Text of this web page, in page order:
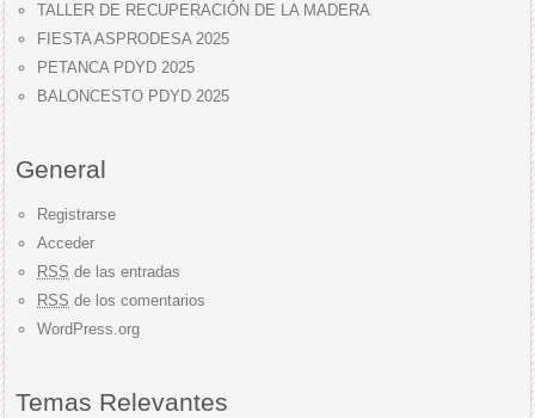
TALLER DE RECUPERACIÓN DE LA MADERA
FIESTA ASPRODESA 2025
PETANCA PDYD 2025
BALONCESTO PDYD 2025
General
Registrarse
Acceder
RSS de las entradas
RSS de los comentarios
WordPress.org
Temas Relevantes